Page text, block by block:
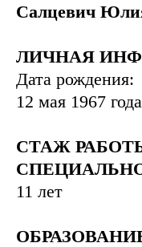
Салцевич
ЛИЧНАЯ
Дата рождения:
12 мая 1967 года
СТАЖ
11 лет